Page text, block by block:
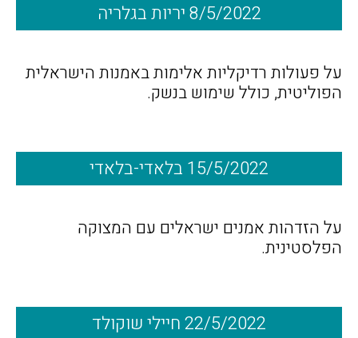
8/5/2022 יריות בגלריה
על פעולות רדיקליות אלימות באמנות הישראלית
הפוליטית, כולל שימוש בנשק.
15/5/2022 בלאדי-בלאדי
על הזדהות אמנים ישראלים עם המצוקה
הפלסטינית.
22/5/2022 חיילי שוקולד